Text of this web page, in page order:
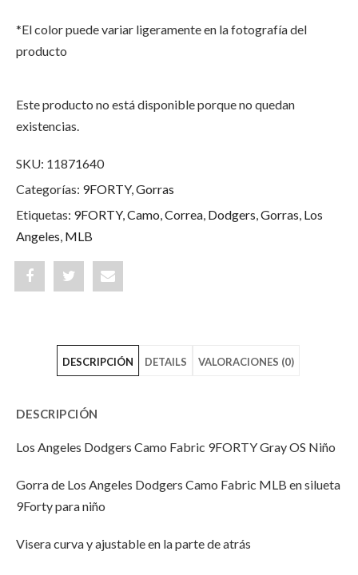
*El color puede variar ligeramente en la fotografía del
producto
Este producto no está disponible porque no quedan
existencias.
SKU: 11871640
Categorías: 9FORTY,Gorras
Etiquetas: 9FORTY,Camo,Correa, Dodgers,Gorras, Los
Angeles, MLB
Share
Dodgers
9FORTY
Gray
Niño"
Post
Angeles
9FORTY
OS
Share
Dodgers
9FORTY
Gray
Niño"
DESCRIPCIÓN DETAILS VALORACIONES (0)
DESCRIPCIÓN
Los Angeles Dodgers Camo Fabric 9FORTY Gray OS Niño
Gorra de Los Angeles Dodgers Camo Fabric MLB en silueta
9Forty para niño
Visera curva y ajustable en la parte de atrás